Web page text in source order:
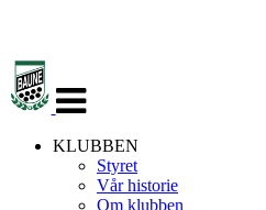
navigasjon
KLUBBEN
Styret
Vår historie
Om klubben